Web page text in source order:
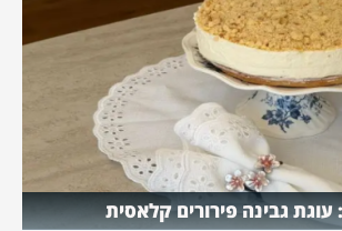
גבינה פירורים קלאסית